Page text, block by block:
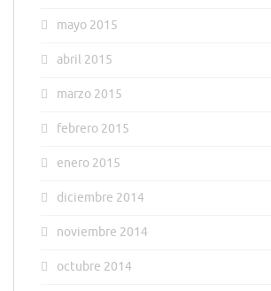
mayo 2015
abril 2015
marzo 2015
febrero 2015
enero 2015
diciembre 2014
noviembre 2014
octubre 2014